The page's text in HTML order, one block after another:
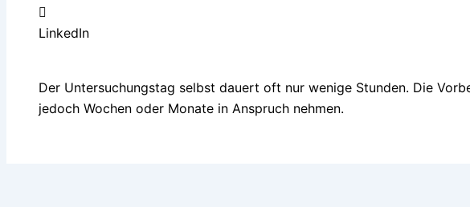
LinkedIn
Der Untersuchungstag selbst dauert oft nur wenige Stunden. Die
jedoch Wochen oder Monate in Anspruch nehmen.